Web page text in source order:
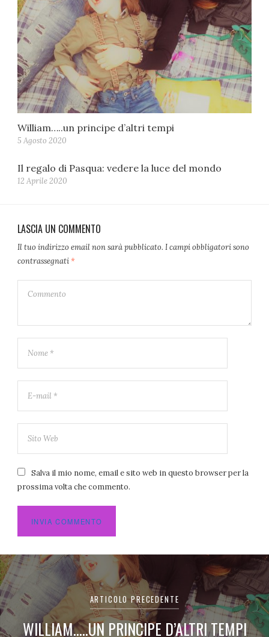
William…..un principe d’altri tempi
5 Agosto 2020
Il regalo di Pasqua: vedere la luce del mondo
12 Aprile 2020
LASCIA UN COMMENTO
Il tuo indirizzo email non sarà pubblicato. I campi obbligatori sono
contrassegnati*
Salva il mio nome, email e sito web in questo browser per la
prossima volta che commento.
Navigazione
articoli
ARTICOLO PRECEDENTE
WILLIAM…..UN PRINCIPE D’ALTRI TEMPI